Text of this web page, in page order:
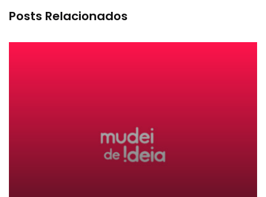
Posts Relacionados